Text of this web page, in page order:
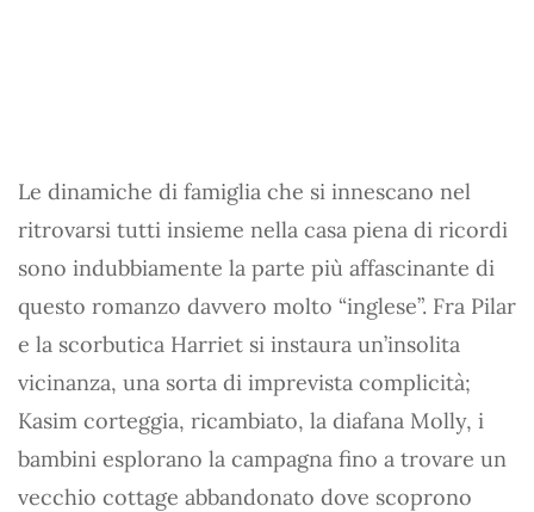
Le dinamiche di famiglia che si innescano nel
ritrovarsi tutti insieme nella casa piena di ricordi
sono indubbiamente la parte più affascinante di
questo romanzo davvero molto “inglese”. Fra Pilar
e la scorbutica Harriet si instaura un’insolita
vicinanza, una sorta di imprevista complicità;
Kasim corteggia, ricambiato, la diafana Molly, i
bambini esplorano la campagna fino a trovare un
vecchio cottage abbandonato dove scoprono